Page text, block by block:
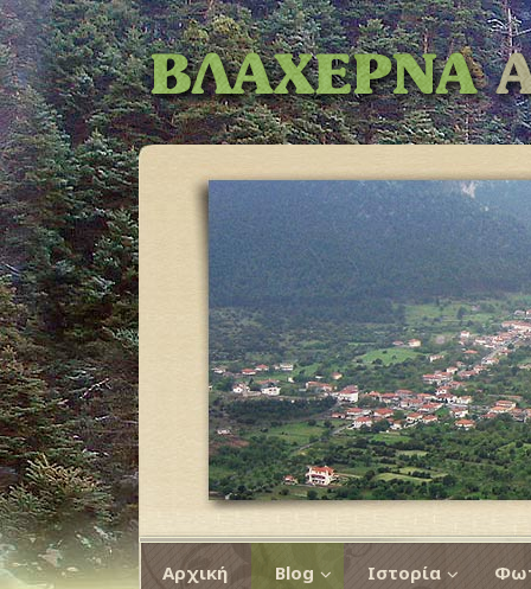
Αρχική Blog Ιστορία